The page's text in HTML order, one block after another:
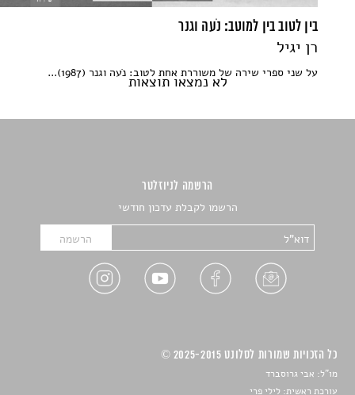
בין לטוב בין למוטב: נֹעה וגנר
רן יגיל
על שני ספרי שירה של משוררת אחת לטוב: נֹעה וגנר (1987)...
לא נמצאו תוצאות
הרשמה לניוזלטר
הרשמו לקבלת עדכון חודשי
כל הזכויות שמורות לסלונט 2025-2015 ©
מו"ל: אבי גרוסברד
עורכת ראשית: לילי פרי